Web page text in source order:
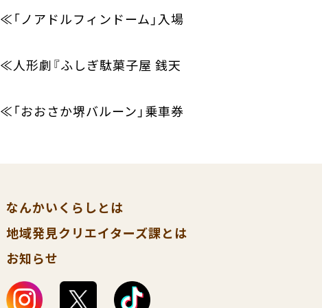
≪「ノアドルフィンドーム」入場
≪人形劇『ふしぎ駄菓子屋 銭天
≪「おおさか堺バルーン」乗車券
なんかいくらしとは
地域発見クリエイターズ課とは
お知らせ